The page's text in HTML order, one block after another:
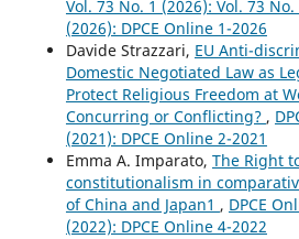
Vol. 73 No. 1 (2026): Vol. 73
(2026): DPCE Online 1-2026
Davide Strazzari, EU Anti-
Domestic Negotiated Law as
Protect Religious Freedom at
Concurring or Conflicting? ,
(2021): DPCE Online 2-2021
Emma A. Imparato, The Right
constitutionalism in
of China and Japan1 , DPCE
(2022): DPCE Online 4-2022